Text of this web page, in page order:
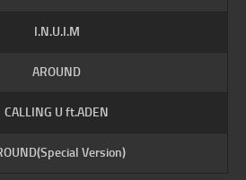
I.N.U.I.M
AROUND
CALLING U ft.ADEN
Version)